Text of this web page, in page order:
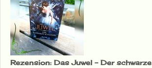
Rezension: Das Juwel – Der schwarze